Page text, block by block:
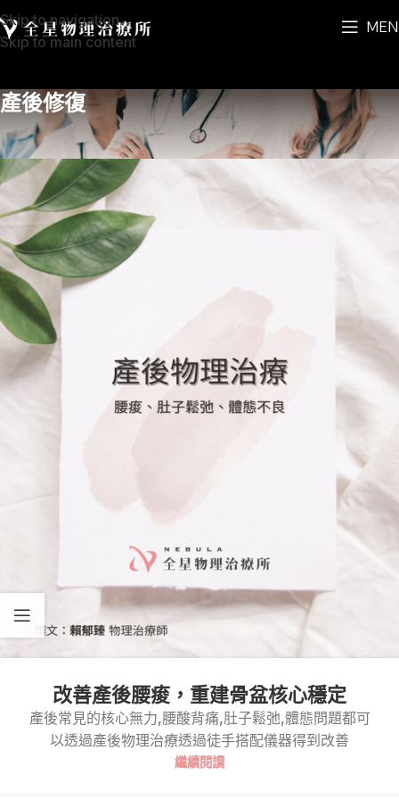
Skip to navigation
Skip to main content
產後修復
改善產後腰痠，重建骨盆核心穩定
產後常見的核心無力,腰酸背痛,肚子鬆弛,體態問題都可
以透過產後物理治療透過徒手搭配儀器得到改善
繼續閱讀